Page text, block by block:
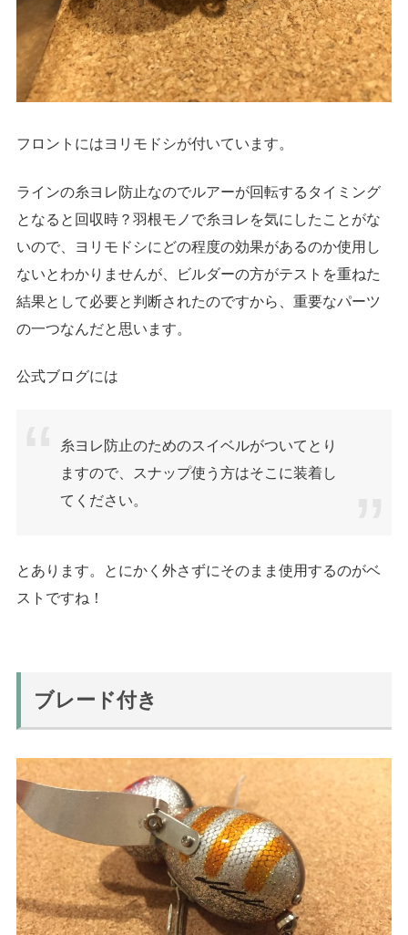
フロントにはヨリモドシが付いています。
ラインの糸ヨレ防止なのでルアーが回転するタイミング
となると回収時？羽根モノで糸ヨレを気にしたことがな
いので、ヨリモドシにどの程度の効果があるのか使用し
ないとわかりませんが、ビルダーの方がテストを重ねた
結果として必要と判断されたのですから、重要なパーツ
の一つなんだと思います。
公式ブログには
糸ヨレ防止のためのスイベルがついてとり
ますので、スナップ使う方はそこに装着し
てください。
とあります。とにかく外さずにそのまま使用するのがベ
ストですね！
ブレード付き